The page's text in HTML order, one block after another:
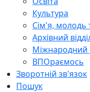
Культура
Сім'я, молодь
Архівний
Міжнародний
ВПОраємось
Зворотній зв'язок
Пошук